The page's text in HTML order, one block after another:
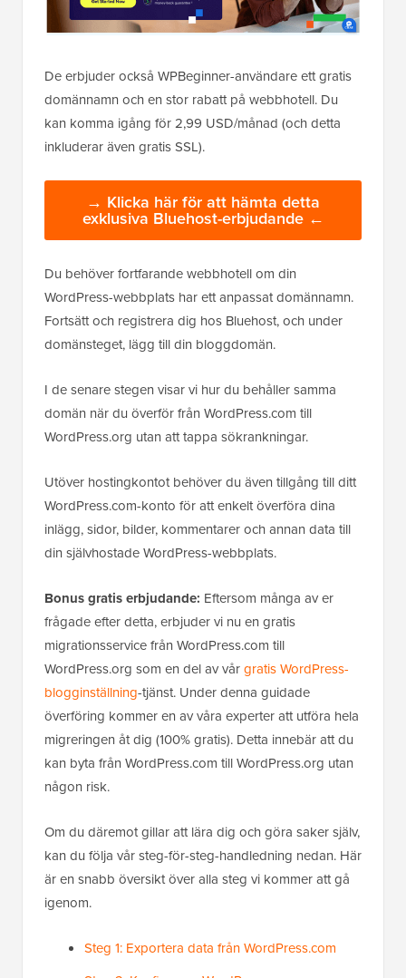
De erbjuder också WPBeginner-användare ett gratis
domännamn och en stor rabatt på webbhotell. Du
kan komma igång för 2,99 USD/månad (och detta
inkluderar även gratis SSL).
→ Klicka här för att hämta detta
exklusiva Bluehost-erbjudande ←
Du behöver fortfarande webbhotell om din
WordPress-webbplats har ett anpassat domännamn.
Fortsätt och registrera dig hos Bluehost, och under
domänsteget, lägg till din bloggdomän.
I de senare stegen visar vi hur du behåller samma
domän när du överför från WordPress.com till
WordPress.org utan att tappa sökrankningar.
Utöver hostingkontot behöver du även tillgång till ditt
WordPress.com-konto för att enkelt överföra dina
inlägg, sidor, bilder, kommentarer och annan data till
din självhostade WordPress-webbplats.
Bonus gratis erbjudande: Eftersom många av er
frågade efter detta, erbjuder vi nu en gratis
migrationsservice från WordPress.com till
WordPress.org som en del av vårgratis WordPress-
blogginställning-tjänst. Under denna guidade
överföring kommer en av våra experter att utföra hela
migreringen åt dig (100% gratis). Detta innebär att du
kan byta från WordPress.com till WordPress.org utan
någon risk.
Om du däremot gillar att lära dig och göra saker själv,
kan du följa vår steg-för-steg-handledning nedan. Här
är en snabb översikt över alla steg vi kommer att gå
igenom.
Steg 1: Exportera data från WordPress.com